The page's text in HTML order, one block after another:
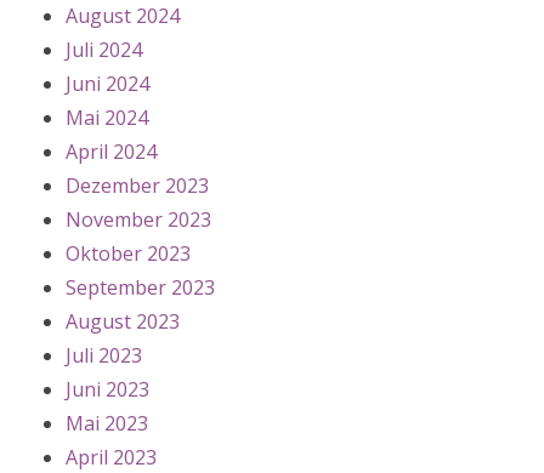
August 2024
Juli 2024
Juni 2024
Mai 2024
April 2024
Dezember 2023
November 2023
Oktober 2023
September 2023
August 2023
Juli 2023
Juni 2023
Mai 2023
April 2023